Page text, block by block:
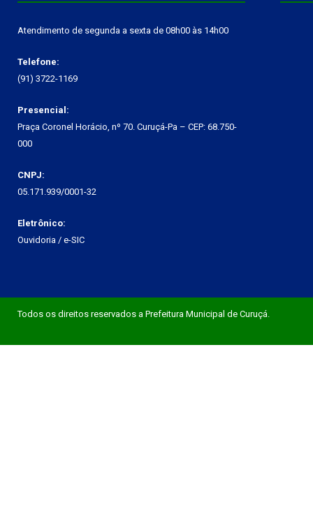
Atendimento de segunda a sexta de 08h00 às 14h00
Telefone:
(91) 3722-1169
Presencial:
Praça Coronel Horácio, nº 70. Curuçá-Pa – CEP: 68.750-
000
CNPJ:
05.171.939/0001-32
Eletrônico:
Ouvidoria / e-SIC
Todos os direitos reservados a Prefeitura Municipal de Curuçá.